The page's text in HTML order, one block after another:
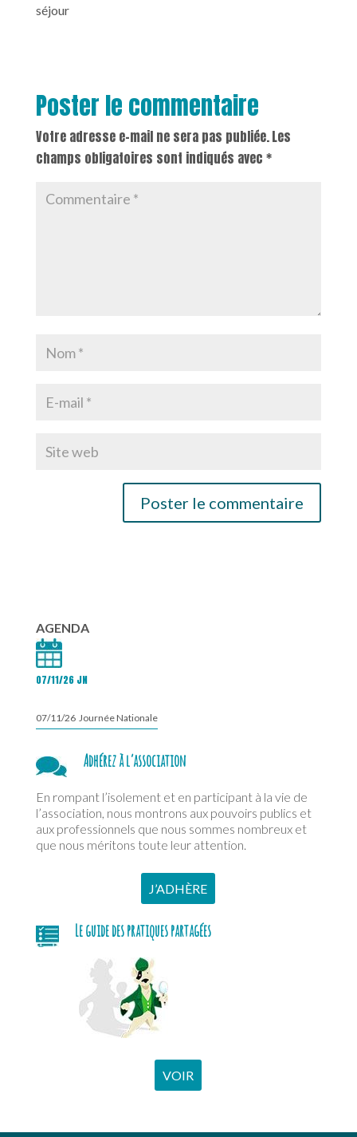
séjour
Poster le commentaire
Votre adresse e-mail ne sera pas publiée.Les
champs obligatoires sont indiqués avec *
AGENDA
07/11/26 JN
07/11/26 Journée Nationale
Adhérez à l’association
En rompant l’isolement et en participant à la vie de
l’association, nous montrons aux pouvoirs publics et
aux professionnels que nous sommes nombreux et
que nous méritons toute leur attention.
J’ADHÈRE
Le guide des pratiques partagées
VOIR